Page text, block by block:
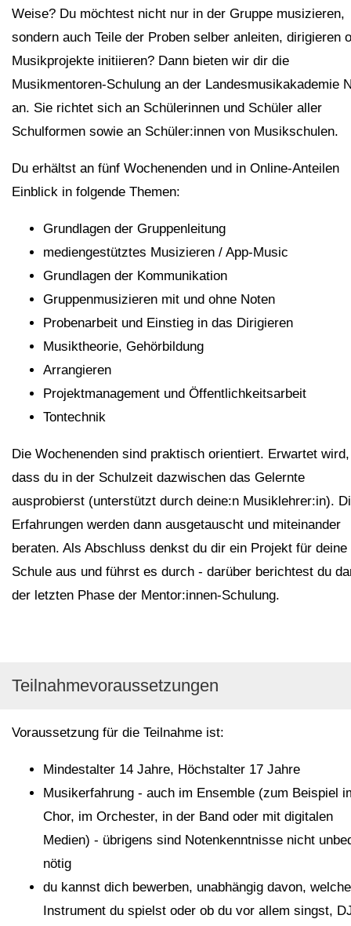
Weise? Du möchtest nicht nur in der Gruppe musizieren,
sondern auch Teile der Proben selber anleiten, dirigieren
Musikprojekte initiieren? Dann bieten wir dir die
Musikmentoren-Schulung an der Landesmusikakademie
an. Sie richtet sich an Schülerinnen und Schüler aller
Schulformen sowie an Schüler:innen von Musikschulen.
Du erhältst an fünf Wochenenden und in Online-Anteilen
Einblick in folgende Themen:
Grundlagen der Gruppenleitung
mediengestütztes Musizieren / App-Music
Grundlagen der Kommunikation
Gruppenmusizieren mit und ohne Noten
Probenarbeit und Einstieg in das Dirigieren
Musiktheorie, Gehörbildung
Arrangieren
Projektmanagement und Öffentlichkeitsarbeit
Tontechnik
Die Wochenenden sind praktisch orientiert. Erwartet wird,
dass du in der Schulzeit dazwischen das Gelernte
ausprobierst (unterstützt durch deine:n Musiklehrer:in).
Erfahrungen werden dann ausgetauscht und miteinander
beraten. Als Abschluss denkst du dir ein Projekt für deine
Schule aus und führst es durch - darüber berichtest du
der letzten Phase der Mentor:innen-Schulung.
Teilnahmevoraussetzungen
Voraussetzung für die Teilnahme ist:
Mindestalter 14 Jahre, Höchstalter 17 Jahre
Musikerfahrung - auch im Ensemble (zum Beispiel
Chor, im Orchester, in der Band oder mit digitalen
Medien) - übrigens sind Notenkenntnisse nicht
nötig
du kannst dich bewerben, unabhängig davon,
Instrument du spielst oder ob du vor allem singst,